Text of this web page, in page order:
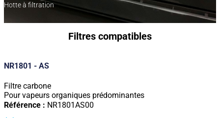
Hotte à filtration
Filtres compatibles
NR1801 - AS
Filtre carbone
Pour vapeurs organiques prédominantes
Référence : NR1801AS00